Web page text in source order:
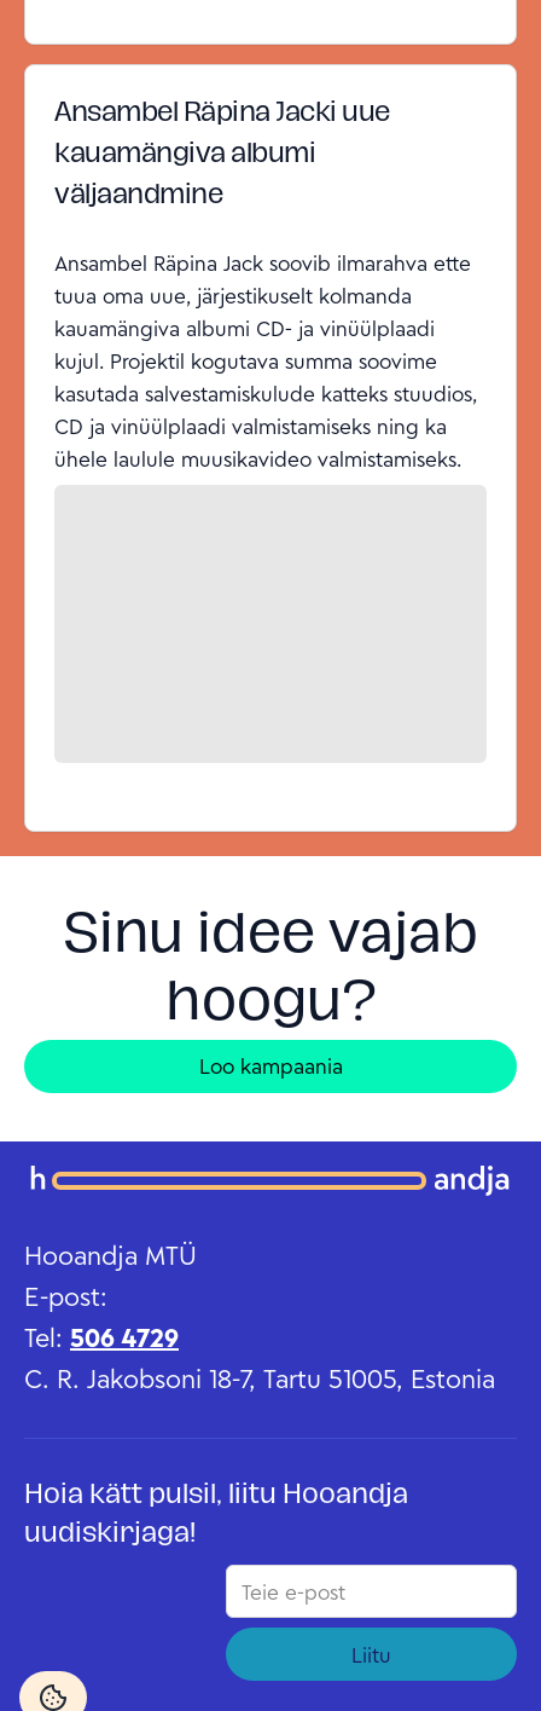
Ansambel Räpina Jacki uue
kauamängiva albumi
väljaandmine
Ansambel Räpina Jack soovib ilmarahva ette
tuua oma uue, järjestikuselt kolmanda
kauamängiva albumi CD- ja vinüülplaadi
kujul. Projektil kogutava summa soovime
kasutada salvestamiskulude katteks stuudios,
CD ja vinüülplaadi valmistamiseks ning ka
ühele laulule muusikavideo valmistamiseks.
Sinu idee vajab
hoogu?
Loo kampaania
Hooandja MTÜ
E-post:
Tel: 506 4729
C. R. Jakobsoni 18-7, Tartu 51005, Estonia
Hoia kätt pulsil, liitu Hooandja
uudiskirjaga!
Liitu